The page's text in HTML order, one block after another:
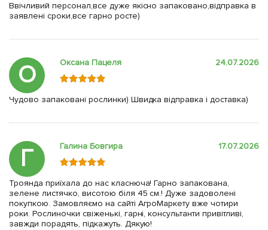
Ввічливий персонал,все дуже якісно запаковано,відправка в
заявлені сроки,все гарно росте)
О Оксана Пацеля 24.07.2026
Чудово запаковані рослинки) Швидка відправка і доставка)
Г Галина Бовгира 17.07.2026
Троянда приїхала до нас класнюча! Гарно запакована,
зелене листячко, висотою біля 45 см.! Дуже задоволені
покупкою. Замовляємо на сайті АгроМаркету вже чотири
роки. Рослиночки свіженькі, гарні, консультанти привітливі,
завжди порадять, підкажуть. Дякую!